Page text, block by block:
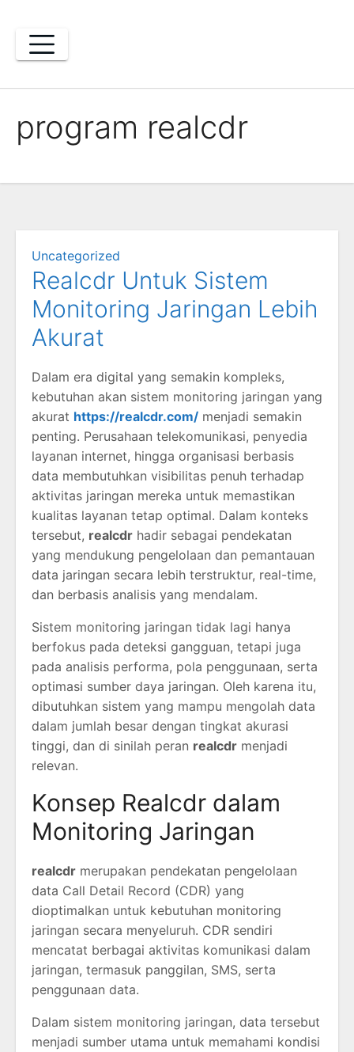
content
program realcdr
Uncategorized
Realcdr Untuk Sistem
Monitoring Jaringan Lebih
Akurat
Dalam era digital yang semakin kompleks,
kebutuhan akan sistem monitoring jaringan yang
akurat https://realcdr.com/ menjadi semakin
penting. Perusahaan telekomunikasi, penyedia
layanan internet, hingga organisasi berbasis
data membutuhkan visibilitas penuh terhadap
aktivitas jaringan mereka untuk memastikan
kualitas layanan tetap optimal. Dalam konteks
tersebut, realcdr hadir sebagai pendekatan
yang mendukung pengelolaan dan pemantauan
data jaringan secara lebih terstruktur, real-time,
dan berbasis analisis yang mendalam.
Sistem monitoring jaringan tidak lagi hanya
berfokus pada deteksi gangguan, tetapi juga
pada analisis performa, pola penggunaan, serta
optimasi sumber daya jaringan. Oleh karena itu,
dibutuhkan sistem yang mampu mengolah data
dalam jumlah besar dengan tingkat akurasi
tinggi, dan di sinilah peran realcdr menjadi
relevan.
Konsep Realcdr dalam
Monitoring Jaringan
realcdr merupakan pendekatan pengelolaan
data Call Detail Record (CDR) yang
dioptimalkan untuk kebutuhan monitoring
jaringan secara menyeluruh. CDR sendiri
mencatat berbagai aktivitas komunikasi dalam
jaringan, termasuk panggilan, SMS, serta
penggunaan data.
Dalam sistem monitoring jaringan, data tersebut
menjadi sumber utama untuk memahami kondisi